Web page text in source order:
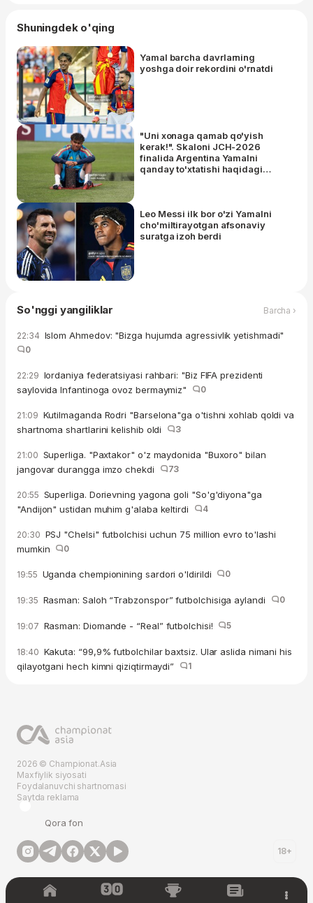
Shuningdek o'qing
Yamal barcha davrlarning
yoshga doir rekordini o'rnatdi
"Uni xonaga qamab qo'yish
kerak!". Skaloni JCH-2026
finalida Argentina Yamalni
qanday to'xtatishi haqidagi
Leo Messi ilk bor o'zi Yamalni
cho'miltirayotgan afsonaviy
suratga izoh berdi
So'nggi yangiliklar Barcha ›
22:34 Islom Ahmedov: "Bizga hujumda agressivlik yetishmadi"
0
22:29 Iordaniya federatsiyasi rahbari: "Biz FIFA prezidenti
saylovida Infantinoga ovoz bermaymiz"
0
21:09 Kutilmaganda Rodri "Barselona"ga o'tishni xohlab qoldi va
shartnoma shartlarini kelishib oldi
3
21:00 Superliga. "Paxtakor" o'z maydonida "Buxoro" bilan
jangovar durangga imzo chekdi
73
20:55 Superliga. Dorievning yagona goli "So'g'diyona"ga
"Andijon" ustidan muhim g'alaba keltirdi
4
20:30 PSJ "Chelsi" futbolchisi uchun 75 million evro to'lashi
mumkin
0
19:55 Uganda chempionining sardori o'ldirildi 0
19:35 Rasman: Saloh “Trabzonspor” futbolchisiga aylandi 0
19:07 Rasman: Diomande - “Real” futbolchisi! 5
18:40 Kakuta: “99,9% futbolchilar baxtsiz. Ular aslida nimani his
qilayotgani hech kimni qiziqtirmaydi”
1
2026 © Championat.Asia
Maxfiylik siyosati
Foydalanuvchi shartnomasi
Saytda reklama
Qora fon
18+